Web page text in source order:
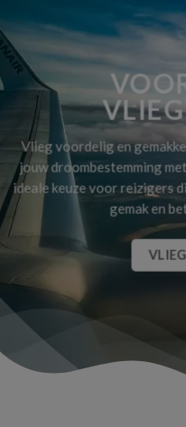
Vlieg voordelig en
jouw droombestemming
ideale keuze voor reizigers
gemak en